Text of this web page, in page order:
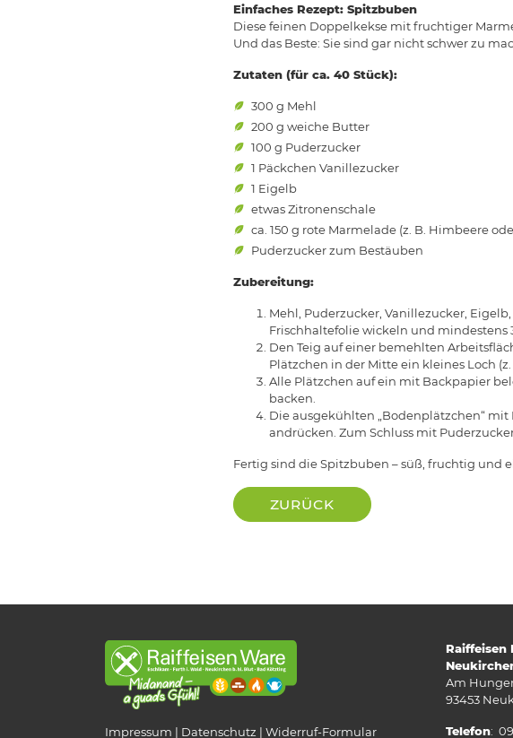
Einfaches Rezept: Spitzbuben
Diese feinen Doppelkekse mit fruchtiger
Und das Beste: Sie sind gar nicht schwer zu
Zutaten (für ca. 40 Stück):
300 g Mehl
200 g weiche Butter
100 g Puderzucker
1 Päckchen Vanillezucker
1 Eigelb
etwas Zitronenschale
ca. 150 g rote Marmelade (z. B. Himbeere
Puderzucker zum Bestäuben
Zubereitung:
Mehl, Puderzucker, Vanillezucker,
Frischhaltefolie wickeln und mindestens
Den Teig auf einer bemehlten
Plätzchen in der Mitte ein kleines Loch
Alle Plätzchen auf ein mit Backpapier
backen.
Die ausgekühlten „Bodenplätzchen“
andrücken. Zum Schluss mit
Fertig sind die Spitzbuben – süß, fruchtig und
ZURÜCK
Impressum Datenschutz Widerruf-Formular
Raiffeisen
Am
93453
Telefon: